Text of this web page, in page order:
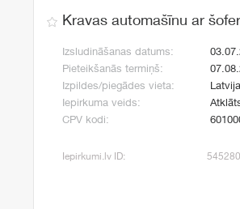
Kravas automašīnu ar
Izsludināšanas datums:
Pieteikšanās termiņš:
Izpildes/piegādes vieta:
Iepirkuma veids:
CPV kodi:
Iepirkumi.lv ID: